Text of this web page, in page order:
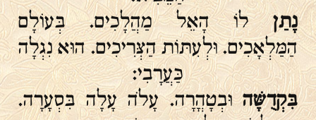
נָתַןלוֹ הָאֵל מַהֲלָכִים. בְּעוֹלָם
הַמַּלְאָכִים. וּלְעִתּוֹת הַצְּרִיכִים. הוּא נִגְלָה
כַּעֲרָבִי:
בִּקְדֻשָּׁהוּבְטָהֳרָה. עָלֹה עָלָה בִּסְעָרָה.